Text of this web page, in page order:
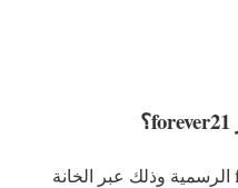
وها هو رابط صفحة متجر forever21 الرسمية وذلك عبر الخانة